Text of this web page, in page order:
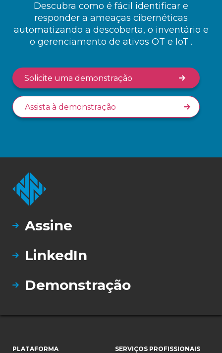
Descubra como é fácil identificar e
responder a ameaças cibernéticas
automatizando a descoberta, o inventário e
o gerenciamento de ativos OT e IoT .
Solicite uma demonstração
Assista à demonstração
Assine
LinkedIn
Demonstração
PLATAFORMA SERVIÇOS PROFISSIONAIS